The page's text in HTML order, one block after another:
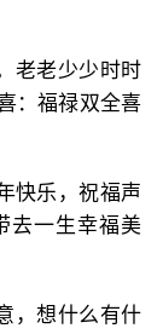
老老少少时时
：福禄双全喜
快乐，祝福声
去一生幸福美
，想什么有什